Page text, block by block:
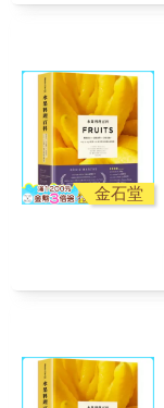
金石堂